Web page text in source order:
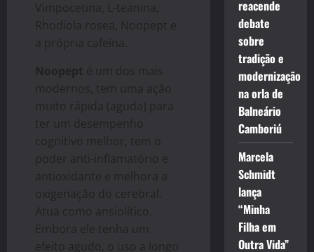
Vimpocetina, L-teanina,
Rhodiola rosea, Noopept e
a própria cafeína.
Noopept é um dos mais
modernos, tem uma ação
muito rápida (aguda) para
ter um desempenho
cognitivo melhor, tem o
poder anti-inflamatório e
antioxidante e melhora a
oxigenação do cerebral.
Atua como ansiolítico.
Embora ele tenha um
efeito agudo, o uso a longo
reacende
debate
sobre
tradição e
modernização
na orla de
Balneário
Camboriú
Marcela
Schmidt
lança
“Minha
Filha em
Outra Vida”